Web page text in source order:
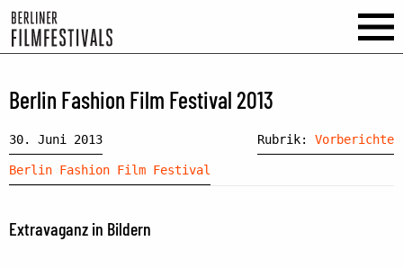
Berlin Fashion Film Festival 2013
30. Juni 2013 Rubrik: Vorberichte
Berlin Fashion Film Festival
Extravaganz in Bildern